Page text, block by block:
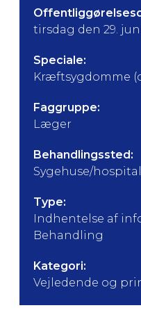
tirsdag den 29.
Speciale:
Kræftsygdomme
Faggruppe:
Læger
Behandlingssted:
Sygehuse/
Type:
Indhentelse af
Behandling
Kategori:
Vejledende og